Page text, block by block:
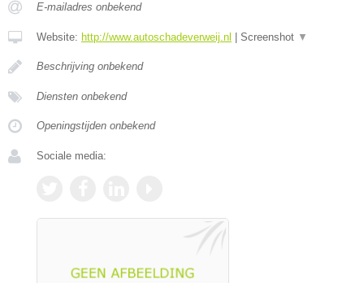
E-mailadres onbekend
Website: http://www.autoschadeverweij.nl Screenshot ▼
Beschrijving onbekend
Diensten onbekend
Openingstijden onbekend
Sociale media: